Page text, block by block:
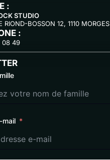
:
STUDIO
RIOND-BOSSON 12, 1110 MORGES
:
08 49
mail